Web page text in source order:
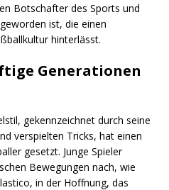
Botschafter des Sports und
ist, die einen
hinterlässt.
Generationen
gekennzeichnet durch seine
verspielten Tricks, hat einen
gesetzt. Junge Spieler
Bewegungen nach, wie
in der Hoffnung, das